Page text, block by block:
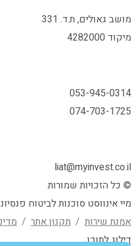
מושב גאולים, ת.ד. 331
מיקוד 4282000
053-945-0314
074-703-1725
liat@myinvest.co.il
© כל הזכויות שמורות
מיי אינווסט סוכנות לביטוח פנסיוני (2009)
אמנת שירות / תקנון אתר /
דילוג לתוכן